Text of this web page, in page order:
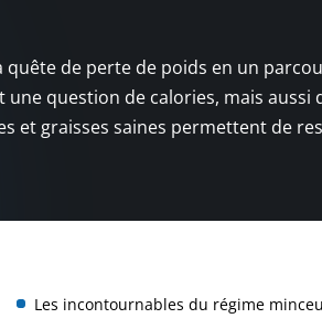
de perte de poids en un
une question de calories, mais
et graisses saines permettent de
Les incontournables du régime